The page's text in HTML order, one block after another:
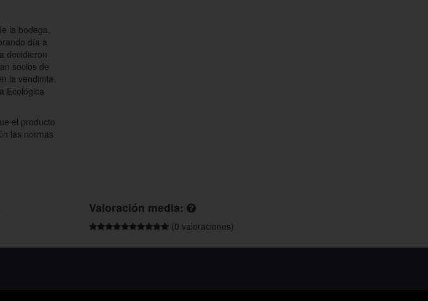
la bodega,
día a
decidieron
socios de
la vendimia.
Ecológica
el producto
las normas
Valoración media:
(0 valoraciones)